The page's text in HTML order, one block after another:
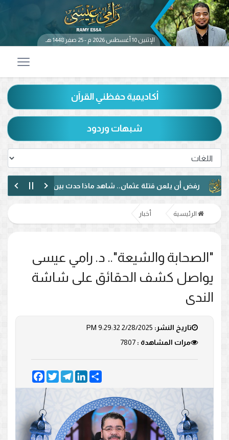
الإثنين 10 أغسطس 2026 م - 25 صفر 1448 هـ
أكاديمية حفظني القرآن
شبهات وردود
أن يلعن قتلة عثمان.. شاهد ماذا حدث بين رامي عيسى ومتصل
الرئيسية أخبار
"الصحابة والشيعة".. د. رامي عيسى
يواصل كشف الحقائق على شاشة
الندى
تاريخ النشر: 2/28/2025 9:29:32 PM
مرات المشاهدة : 7807
FacebookTwitter
TelegramLinkedInShare